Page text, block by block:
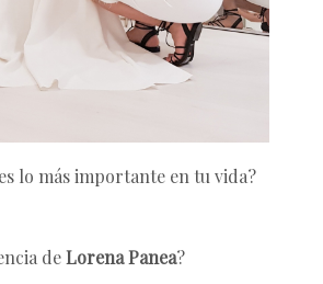
lo más importante en tu vida?
deLorena Panea?